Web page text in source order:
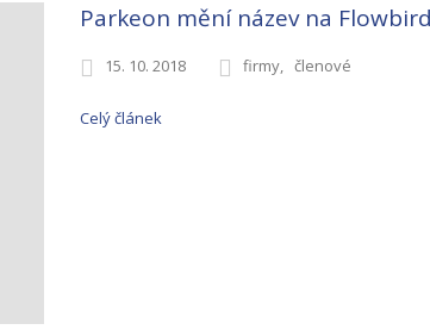
Parkeon mění název na Flowbird
15. 10. 2018 firmy členové
Celý článek